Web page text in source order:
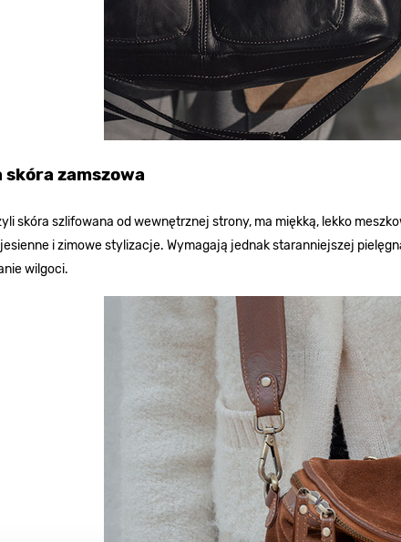
skóra zamszowa
skóra szlifowana od wewnętrznej strony, ma miękką, lekko
i zimowe stylizacje. Wymagają jednak staranniejszej
wilgoci.